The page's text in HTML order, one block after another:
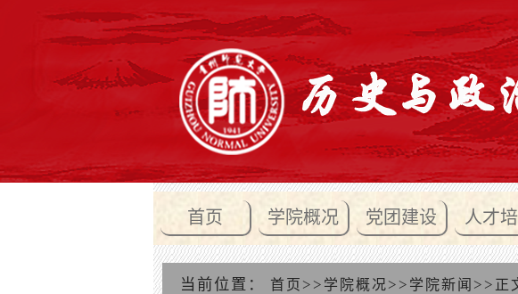
首页 学院概况 党团建设 人才
当前位置： 首页 >> 学院概况>> 学院新闻 >> 正